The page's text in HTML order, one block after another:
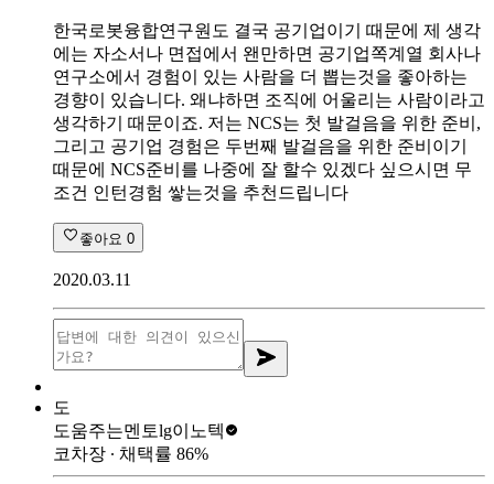
한국로봇융합연구원도 결국 공기업이기 때문에 제 생각
에는 자소서나 면접에서 왠만하면 공기업쪽계열 회사나
연구소에서 경험이 있는 사람을 더 뽑는것을 좋아하는
경향이 있습니다. 왜냐하면 조직에 어울리는 사람이라고
생각하기 때문이죠. 저는 NCS는 첫 발걸음을 위한 준비,
그리고 공기업 경험은 두번째 발걸음을 위한 준비이기
때문에 NCS준비를 나중에 잘 할수 있겠다 싶으시면 무
조건 인턴경험 쌓는것을 추천드립니다
좋아요 0
2020.03.11
도
도움주는멘토lg이노텍
코차장 ∙ 채택률 86%